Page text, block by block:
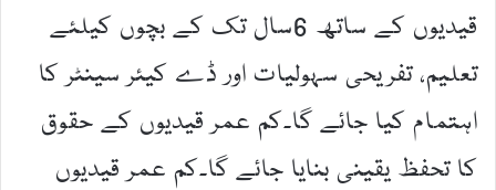
قیدیوں کے ساتھ 6سال تک کے بچوں کیلئے
تعلیم، تفریحی سہولیات اور ڈے کیئر سینٹر کا
اہتمام کیا جائے گا۔کم عمر قیدیوں کے حقوق
کا تحفظ یقینی بنایا جائے گا۔کم عمر قیدیوں